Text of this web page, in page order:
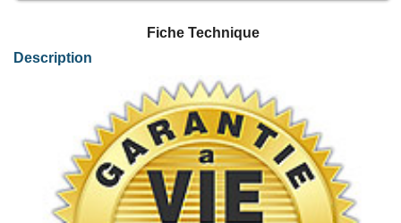
Fiche Technique
Description
Dans la gamme des équipements de télécommunications
La carte A101 prend en charge un maximum de 30
Avec les cartes Sangoma, vous pouvez bénéficier des
Une solution basée sur une carte Sangoma A101D ou
Brochage RJ45 pour ligne T2/E1